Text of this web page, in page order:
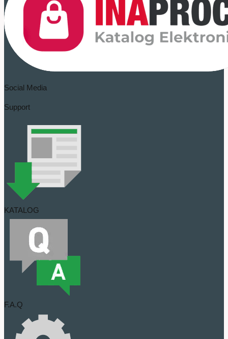
Social Media
Support
KATALOG
F.A.Q